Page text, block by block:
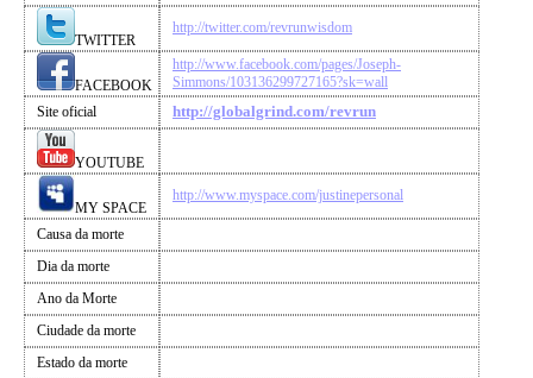
TWITTER
http://twitter.com/revrunwisdom
FACEBOOK
http://www.facebook.com/pages/Joseph-
Simmons/103136299727165?sk=wall
Site oficial
http://globalgrind.com/revrun
YOUTUBE
MY SPACE
http://www.myspace.com/justinepersonal
Causa da morte
Dia da morte
Ano da Morte
Ciudade da morte
Estado da morte